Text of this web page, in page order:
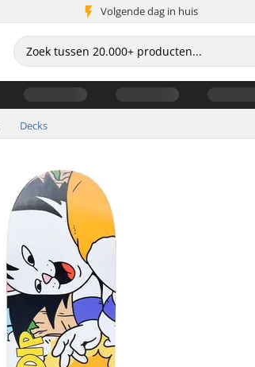
Volgende dag in huis
Decks